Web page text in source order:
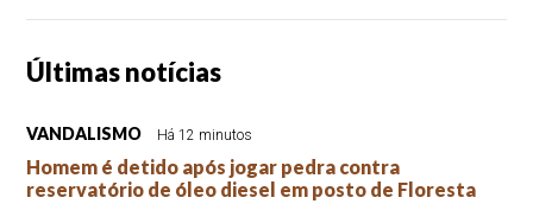
Últimas notícias
VANDALISMO Há 12 minutos
Homem é detido após jogar pedra contra
reservatório de óleo diesel em posto de Floresta